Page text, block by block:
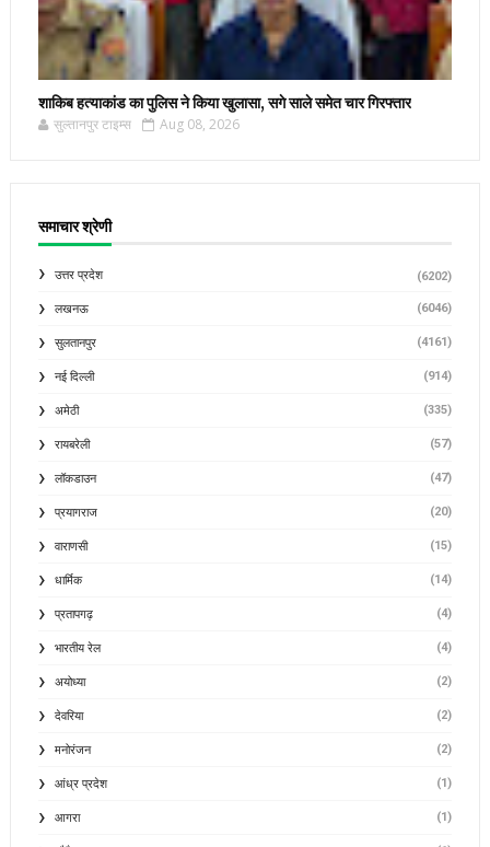
शाकिब हत्याकांड का पुलिस ने किया खुलासा, सगे साले समेत चार गिरफ्तार
सुल्तानपुर टाइम्स Aug 08, 2026
समाचार श्रेणी
उत्तर प्रदेश (6202)
लखनऊ (6046)
सुलतानपुर (4161)
नई दिल्ली (914)
अमेठी (335)
रायबरेली (57)
लॉकडाउन (47)
प्रयागराज (20)
वाराणसी (15)
धार्मिक (14)
प्रतापगढ़ (4)
भारतीय रेल (4)
अयोध्या (2)
देवरिया (2)
मनोरंजन (2)
आंध्र प्रदेश (1)
आगरा (1)